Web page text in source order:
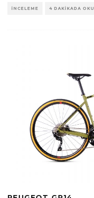
İNCELEME 4 DAKIKADA OKU